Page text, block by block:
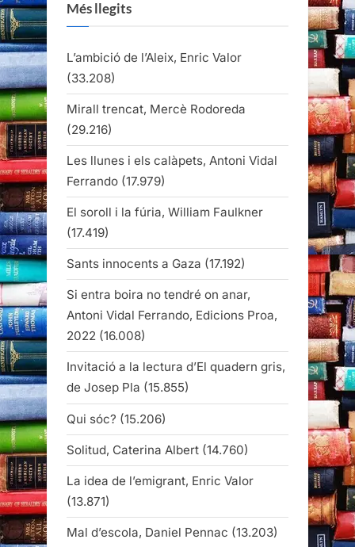
Més llegits
L’ambició de l’Aleix, Enric Valor
(33.208)
Mirall trencat, Mercè Rodoreda
(29.216)
Les llunes i els calàpets, Antoni Vidal
Ferrando (17.979)
El soroll i la fúria, William Faulkner
(17.419)
Sants innocents a Gaza (17.192)
Si entra boira no tendré on anar,
Antoni Vidal Ferrando, Edicions Proa,
2022 (16.008)
Invitació a la lectura d’El quadern gris,
de Josep Pla (15.855)
Qui sóc? (15.206)
Solitud, Caterina Albert (14.760)
La idea de l’emigrant, Enric Valor
(13.871)
Mal d’escola, Daniel Pennac (13.203)